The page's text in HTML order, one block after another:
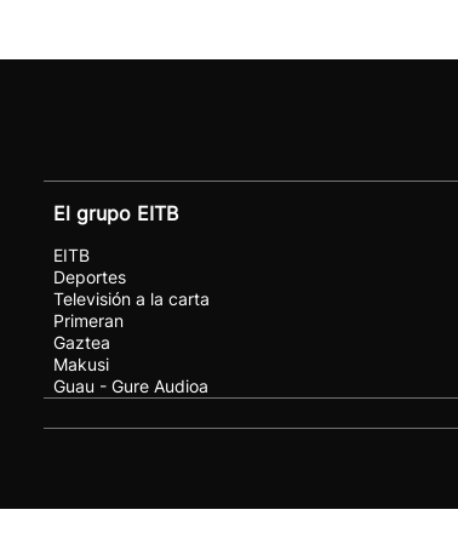
El grupo EITB
EITB
Deportes
Televisión a la carta
Primeran
Gaztea
Makusi
Guau - Gure Audioa